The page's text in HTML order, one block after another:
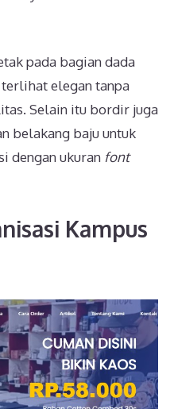
pada bagian dada
elegan tanpa
Selain itu bordir juga
belakang baju untuk
dengan ukuran font
Kampus